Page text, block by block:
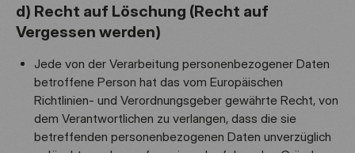
d) Recht auf Löschung (Recht auf
Vergessen werden)
Jede von der Verarbeitung personenbezogener Daten
betroffene Person hat das vom Europäischen
Richtlinien- und Verordnungsgeber gewährte Recht, von
dem Verantwortlichen zu verlangen, dass die sie
betreffenden personenbezogenen Daten unverzüglich